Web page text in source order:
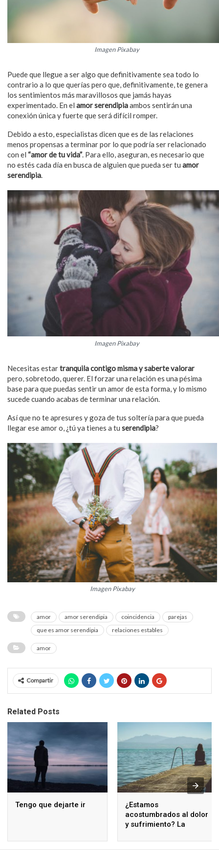
Imagen Pixabay
Puede que llegue a ser algo que definitivamente sea todo lo
contrario a lo que querías pero que, definitivamente, te genera
los sentimientos más maravillosos que jamás hayas
experimentado. En el amor serendipiaambos sentirán una
conexión única y fuerte que será difícil romper.
Debido a esto, especialistas dicen que es de las relaciones
menos propensas a terminar por lo que podría ser relacionado
con el “amor de tu vida”. Para ello, aseguran, es necesario que
no estés cada día en busca de alguien que pueda ser tu amor
serendipia.
Imagen Pixabay
Necesitas estartranquila contigo misma y saberte valorar
pero, sobretodo, querer. El forzar una relación es una pésima
base para que puedas sentir un amor de esta forma, y lo mismo
sucede cuando acabas de terminar una relación.
Así que no te apresures y goza de tus soltería para que pueda
llegar ese amor o, ¿tú ya tienes a tu serendipia?
Imagen Pixabay
amor amor serendipia coincidencia
parejas
que es amor serendipia
relaciones estables
amor
Compartir
Related Posts
Tengo que dejarte ir
¿Estamos
acostumbrados al dolor
y sufrimiento? La